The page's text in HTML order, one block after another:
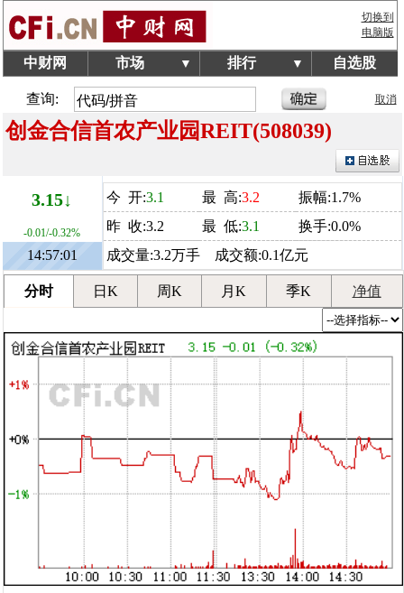
切换到
电脑版
中财网 市场 ▼ 排行 ▼ 自选股
查询: 取消
创金合信首农产业园REIT(508039)
3.15↓
-0.01/-0.32%
14:57:01
今 开:3.1 最 高:3.2
振幅:1.7%
昨 收:3.2
最 低:3.1
换手:0.0%
成交量:3.2万手 成交额:0.1亿元
分时 日K 周K 月K 季K 净值